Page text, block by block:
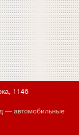
114б
— автомобильные